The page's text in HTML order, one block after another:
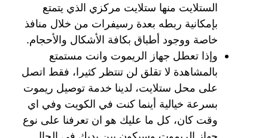
الستلايت منها ستلايت مركزي الذي يتمتع
بإمكانية ربطه بعدة رسيفرات من خلال منافذ
خاصة ووجود أطباق بكافة الأشكال والأحجام.
وإذا تعطل جهاز الريموت وانت مستمتع
بالمشاهدة لا تقلق لن تنتظر كثيرا، فقط اتصل
على محل ستلايت، لدينا خدمة توصيل ريموت
بسرعة خيالية أينما كنت في الكويت وفي اي
وقت كان، كل ما عليك هو ان تعرفنا على نوع